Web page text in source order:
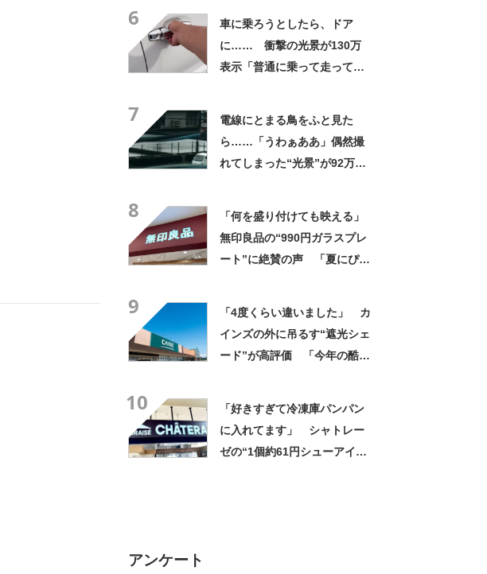
6
車に乗ろうとしたら、ドア
に…… 衝撃の光景が130万
表示「普通に乗って走ってた
7
電線にとまる鳥をふと見た
ら……「うわぁああ」偶然撮
れてしまった“光景”が92万再
8
「何を盛り付けても映える」
無印良品の“990円ガラスプレ
ート”に絶賛の声 「夏にぴっ
9
「4度くらい違いました」 カ
インズの外に吊るす“遮光シェ
ード”が高評価 「今年の酷暑
10
「好きすぎて冷凍庫パンパン
に入れてます」 シャトレー
ゼの“1個約61円シューアイ
アンケート